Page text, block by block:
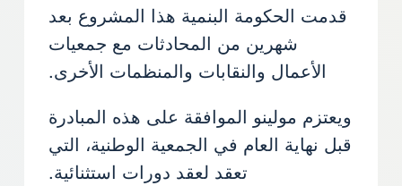
قدمت الحكومة البنمية هذا المشروع بعد
شهرين من المحادثات مع جمعيات
الأعمال والنقابات والمنظمات الأخرى.
ويعتزم مولينو الموافقة على هذه المبادرة
قبل نهاية العام في الجمعية الوطنية، التي
تعقد لعقد دورات استثنائية.